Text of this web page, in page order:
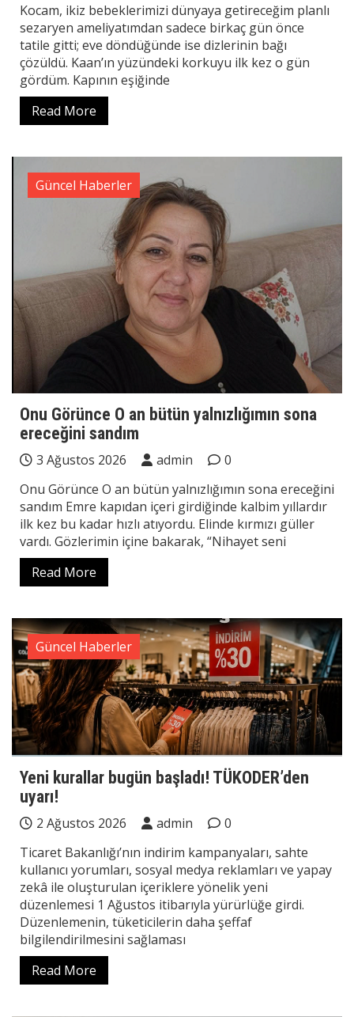
Kocam, ikiz bebeklerimizi dünyaya getireceğim planlı
sezaryen ameliyatımdan sadece birkaç gün önce
tatile gitti; eve döndüğünde ise dizlerinin bağı
çözüldü. Kaan’ın yüzündeki korkuyu ilk kez o gün
gördüm. Kapının eşiğinde
Read More
Güncel Haberler
Onu Görünce O an bütün yalnızlığımın sona
ereceğini sandım
3 Ağustos 2026 admin
0
Onu Görünce O an bütün yalnızlığımın sona ereceğini
sandım Emre kapıdan içeri girdiğinde kalbim yıllardır
ilk kez bu kadar hızlı atıyordu. Elinde kırmızı güller
vardı. Gözlerimin içine bakarak, “Nihayet seni
Read More
Güncel Haberler
Yeni kurallar bugün başladı! TÜKODER’den
uyarı!
2 Ağustos 2026 admin
0
Ticaret Bakanlığı’nın indirim kampanyaları, sahte
kullanıcı yorumları, sosyal medya reklamları ve yapay
zekâ ile oluşturulan içeriklere yönelik yeni
düzenlemesi 1 Ağustos itibarıyla yürürlüğe girdi.
Düzenlemenin, tüketicilerin daha şeffaf
bilgilendirilmesini sağlaması
Read More